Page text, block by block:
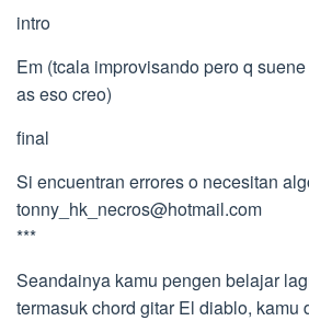
intro
Em (tcala improvisando pero q
as eso creo)
final
Si encuentran errores o necesitan
tonny_hk_necros@hotmail.com
***
Seandainya kamu pengen belajar
termasuk chord gitar El diablo, kamu